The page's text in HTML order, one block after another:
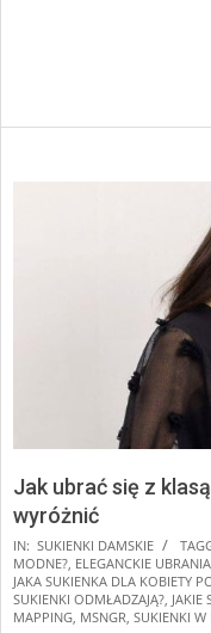
Jak ubrać się z
wyróżnić
2025-
10-
21
IN: SUKIENKI DAMSKIE
MODNE?, ELEGANCKIE UBRANIA
JAKA SUKIENKA DLA KOBIETY
SUKIENKI ODMŁADZAJĄ?, JAKIE
MAPPING, MSNGR, SUKIENKI W